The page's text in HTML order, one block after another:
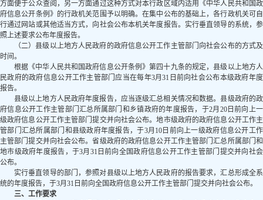
方面便于公众查阅，另一方面通过这种方式对本行政区域内适用《中华人民共和国政
府信息公开条例》的行政机关范围予以明确。在集中公布的基础上，各行政机关可自
行通过网站或其他适当方式，向社会公布本机关年度报告。实行垂直领导的系统，参
照上述要求公布年度报告。
（二）县级以上地方人民政府的政府信息公开工作主管部门向社会公布的方式及
时间。
根据《中华人民共和国政府信息公开条例》第四十九条的规定，县级以上地方人
民政府的政府信息公开工作主管部门应当在每年3月31日前向社会公布本级政府年度
报告。
县级以上地方人民政府年度报告，应当逐级汇总相关情况和数据。县级政府的政
府信息公开工作主管部门汇总所属部门和乡镇政府的年度报告，于2月20日前向上一
级政府信息公开工作主管部门提交并向社会公布。地市级政府的政府信息公开工作主
管部门汇总所属部门和县级政府年度报告，于3月10日前向上一级政府信息公开工作
主管部门提交并向社会公布。省级政府的政府信息公开工作主管部门汇总所属部门和
地市级政府年度报告，于3月31日前向全国政府信息公开工作主管部门提交并向社会
公布。
实行垂直领导的部门，参照对县级以上地方人民政府的报告要求，汇总形成全系
统的年度报告，于3月31日前向全国政府信息公开工作主管部门提交并向社会公布。
三、工作要求